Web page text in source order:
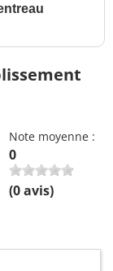
Note moyenne :
0
(0avis)